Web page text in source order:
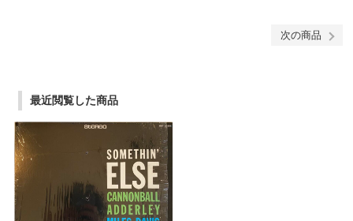
次の商品
最近閲覧した商品